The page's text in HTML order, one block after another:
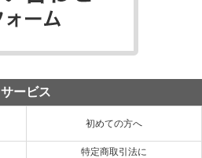
サービス
初めての方へ
特定商取引法に